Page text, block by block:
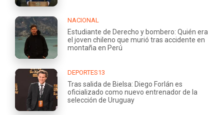
NACIONAL
Estudiante de Derecho y bombero: Quién era
el joven chileno que murió tras accidente en
montaña en Perú
DEPORTES13
Tras salida de Bielsa: Diego Forlán es
oficializado como nuevo entrenador de la
selección de Uruguay